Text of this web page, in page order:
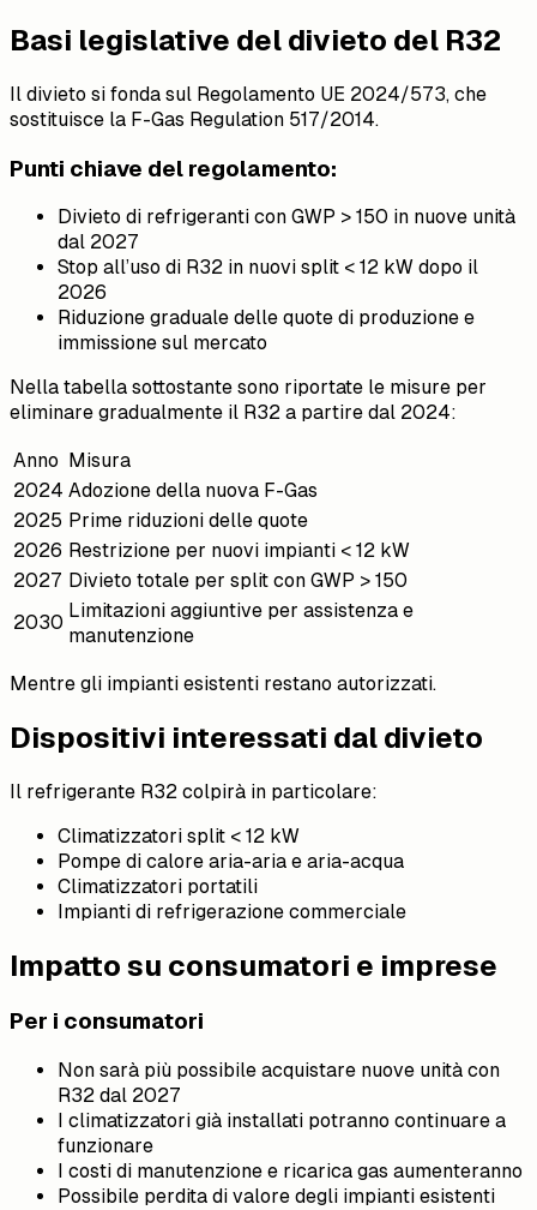
Basi legislative del divieto del R32
Il divieto si fonda sul Regolamento UE 2024/573, che
sostituisce la F-Gas Regulation 517/2014.
Punti chiave del regolamento:
Divieto di refrigeranti con GWP > 150 in nuove unità
dal 2027
Stop all’uso di R32 in nuovi split < 12 kW dopo il
2026
Riduzione graduale delle quote di produzione e
immissione sul mercato
Nella tabella sottostante sono riportate le misure per
eliminare gradualmente il R32 a partire dal 2024:
Anno
Misura
2024 Adozione della nuova F-Gas
2025 Prime riduzioni delle quote
2026 Restrizione per nuovi impianti < 12 kW
2027 Divieto totale per split con GWP > 150
2030
Limitazioni aggiuntive per assistenza e
manutenzione
Mentre gli impianti esistenti restano autorizzati.
Dispositivi interessati dal divieto
Il refrigerante R32 colpirà in particolare:
Climatizzatori split < 12 kW
Pompe di calore aria-aria e aria-acqua
Climatizzatori portatili
Impianti di refrigerazione commerciale
Impatto su consumatori e imprese
Per i consumatori
Non sarà più possibile acquistare nuove unità con
R32 dal 2027
I climatizzatori già installati potranno continuare a
funzionare
I costi di manutenzione e ricarica gas aumenteranno
Possibile perdita di valore degli impianti esistenti